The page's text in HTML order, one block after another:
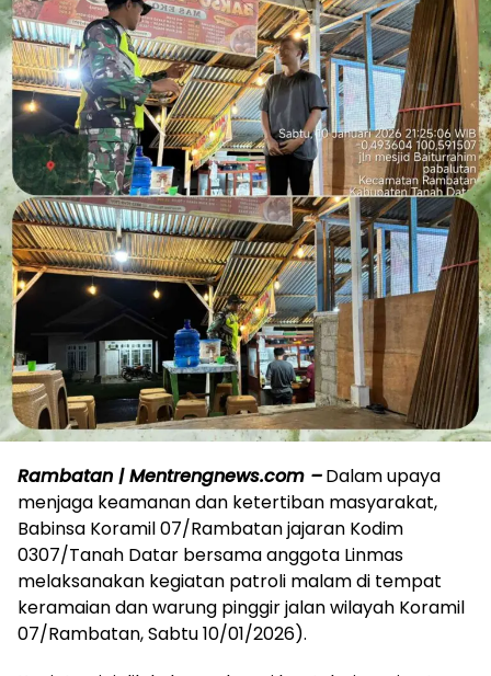
Rambatan | Mentrengnews.com –Dalam upaya
menjaga keamanan dan ketertiban masyarakat,
Babinsa Koramil 07/Rambatan jajaran Kodim
0307/Tanah Datar bersama anggota Linmas
melaksanakan kegiatan patroli malam di tempat
keramaian dan warung pinggir jalan wilayah Koramil
07/Rambatan, Sabtu 10/01/2026).